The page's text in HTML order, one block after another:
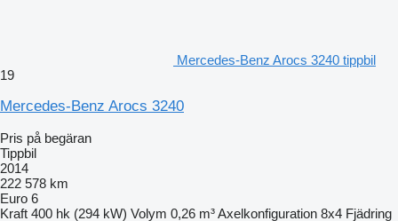
Mercedes-Benz Arocs 3240 tippbil
19
Mercedes-Benz Arocs 3240
Pris på begäran
Tippbil
2014
222 578 km
Euro 6
Kraft 400 hk (294 kW) Volym 0,26 m³Axelkonfiguration 8x4 Fjädring